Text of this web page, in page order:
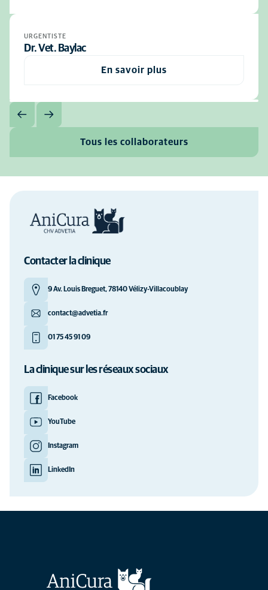
URGENTISTE
Dr. Vet. Baylac
En savoir plus
Tous les collaborateurs
Contacter la clinique
9 Av. Louis Breguet, 78140 Vélizy-Villacoublay
contact@advetia.fr
01 75 45 91 09
La clinique sur les réseaux sociaux
Facebook
YouTube
Instagram
LinkedIn